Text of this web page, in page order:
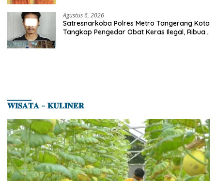
Agustus 6, 2026
Satresnarkoba Polres Metro Tangerang Kota
Tangkap Pengedar Obat Keras Ilegal, Ribuan
𝐖𝐈𝐒𝐀𝐓𝐀 – 𝐊𝐔𝐋𝐈𝐍𝐄𝐑